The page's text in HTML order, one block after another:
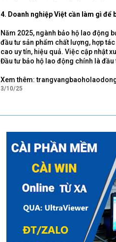
4. Doanh nghiệp Việt cần làm gì để
Năm 2025, ngành bảo hộ lao động
đầu tư sản phẩm chất lượng, hợp
cao uy tín, hiệu quả. Việc cập nhật
Đầu tư bảo hộ lao động chính là
Xem thêm:
3/10/25